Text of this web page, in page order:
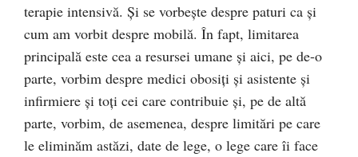
terapie intensivă. Și se vorbește despre paturi ca și
cum am vorbit despre mobilă. În fapt, limitarea
principală este cea a resursei umane și aici, pe de-o
parte, vorbim despre medici obosiți și asistente și
infirmiere și toți cei care contribuie și, pe de altă
parte, vorbim, de asemenea, despre limitări pe care
le eliminăm astăzi, date de lege, o lege care îi face